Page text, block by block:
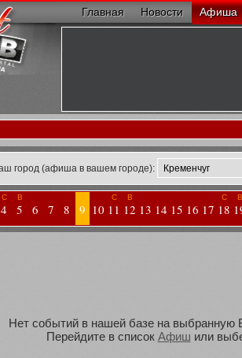
Главная Новости Афиша
город (афиша в вашем городе):
С
4
В
5 6 7 8 9 10
С
11
В
12 13 14 15 16 17
С
18
В
Нет событий в нашей базе на выбранную
Перейдите в список Афиш или